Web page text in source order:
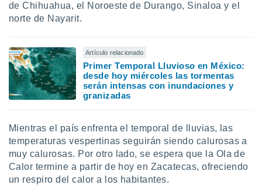
de Chihuahua, el Noroeste de Durango, Sinaloa y el
norte de Nayarit.
Artículo relacionado
Primer Temporal Lluvioso en México:
desde hoy miércoles las tormentas
serán intensas con inundaciones y
granizadas
Mientras el país enfrenta el temporal de lluvias, las
temperaturas vespertinas seguirán siendo calurosas a
muy calurosas. Por otro lado, se espera que la Ola de
Calor termine a partir de hoy en Zacatecas, ofreciendo
un respiro del calor a los habitantes.